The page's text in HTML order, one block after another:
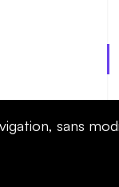
sans